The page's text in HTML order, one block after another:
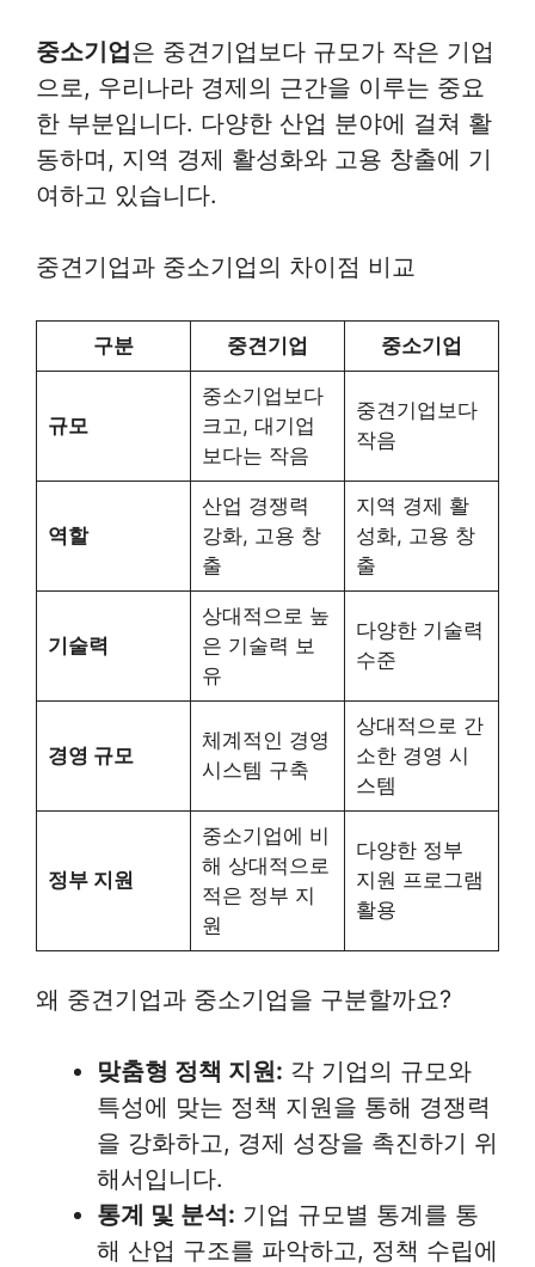
중소기업은 중견기업보다 규모가 작은 기업
으로, 우리나라 경제의 근간을 이루는 중요
한 부분입니다. 다양한 산업 분야에 걸쳐 활
동하며, 지역 경제 활성화와 고용 창출에 기
여하고 있습니다.
중견기업과 중소기업의 차이점 비교
구분 중견기업 중소기업
규모
중소기업보다
크고, 대기업
보다는 작음
중견기업보다
작음
역할
산업 경쟁력
강화, 고용 창
출
지역 경제 활
성화, 고용 창
출
기술력
상대적으로 높
은 기술력 보
유
다양한 기술력
수준
경영 규모
체계적인 경영
시스템 구축
상대적으로 간
소한 경영 시
스템
정부 지원
중소기업에 비
해 상대적으로
적은 정부 지
원
다양한 정부
지원 프로그램
활용
왜 중견기업과 중소기업을 구분할까요?
맞춤형 정책 지원: 각 기업의 규모와
특성에 맞는 정책 지원을 통해 경쟁력
을 강화하고, 경제 성장을 촉진하기 위
해서입니다.
통계 및 분석: 기업 규모별 통계를 통
해 산업 구조를 파악하고, 정책 수립에